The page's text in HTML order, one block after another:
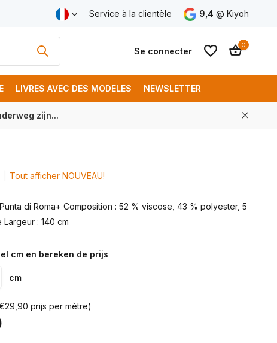
gratuite à partir de € 250 (FR)
Service à la clientèle 9,4 @ Kiyoh
Se connecter
0
LIVRES AVEC DES MODELES NEWSLETTER
zijn...
Tout afficher NOUVEAU!
di Roma+ Composition : 52 % viscose, 43 % polyester, 5
Largeur : 140 cm
cm en bereken de prijs
cm
prijs per mètre)